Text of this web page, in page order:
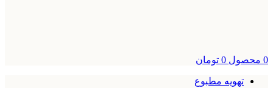
0 محصول 0 تومان
تهویه مطبوع